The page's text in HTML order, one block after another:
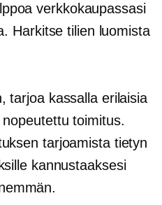
verkkokaupassasi
Harkitse tilien luomista
tarjoa kassalla erilaisia
toimitus.
tarjoamista tietyn
kannustaaksesi